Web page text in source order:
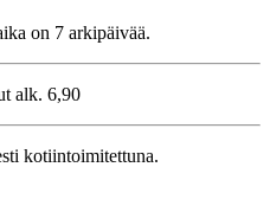
on 7 arkipäivää.
alk. 6,90
kotiintoimitettuna.